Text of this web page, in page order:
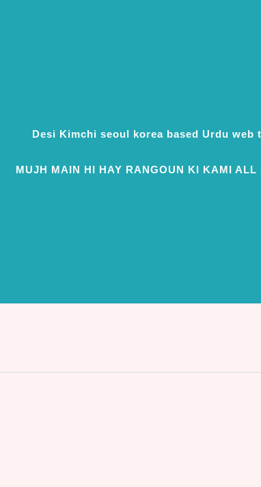
Desi Kimchi seoul korea based Urdu web
MUJH MAIN HI HAY RANGOUN KI KAMI ALL